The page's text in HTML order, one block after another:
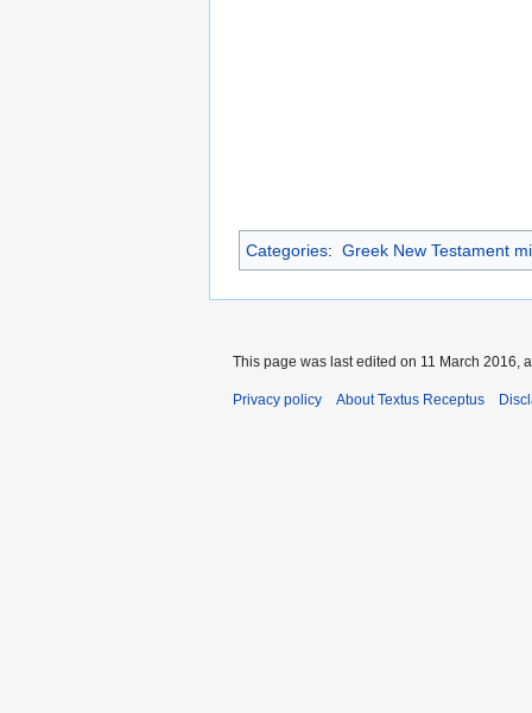
Categories: Greek New Testament
This page was last edited on 11 March 2016,
Privacy policy About Textus Receptus